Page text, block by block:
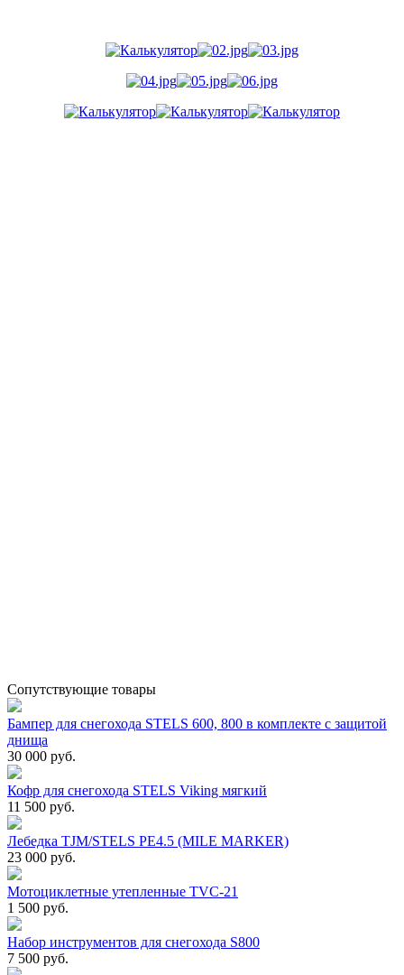
Сопутствующие товары
Бампер для снегохода STELS 600, 800 в комплекте с защитой
днища
30 000 руб.
Кофр для снегохода STELS Viking мягкий
11 500 руб.
Лебедка TJM/STELS PE4.5 (MILE MARKER)
23 000 руб.
Мотоциклетные утепленные TVC-21
1 500 руб.
Набор инструментов для снегохода S800
7 500 руб.